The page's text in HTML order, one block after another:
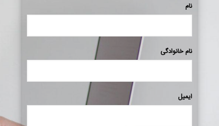
نام
نام خانوادگی
ایمیل